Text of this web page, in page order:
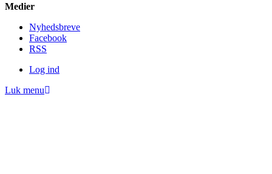
Medier
Nyheds­breve
Facebook
RSS
Log ind
Luk menu